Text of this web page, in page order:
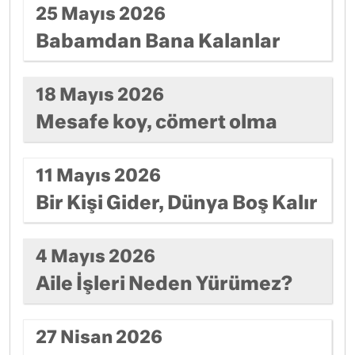
25 Mayıs 2026
Babamdan Bana Kalanlar
18 Mayıs 2026
Mesafe koy, cömert olma
11 Mayıs 2026
Bir Kişi Gider, Dünya Boş Kalır
4 Mayıs 2026
Aile İşleri Neden Yürümez?
27 Nisan 2026